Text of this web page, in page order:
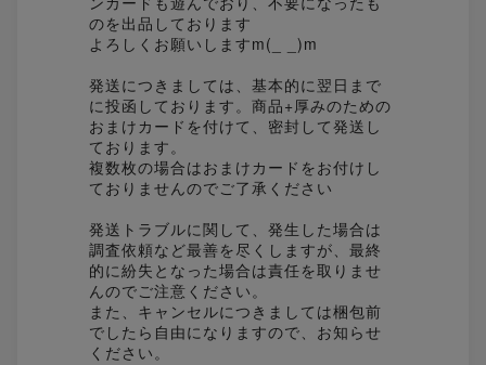
のを出品しております
よろしくお願いしますm(_ _)m
発送につきましては、基本的に翌日まで
に投函しております。商品+厚みのための
おまけカードを付けて、密封して発送し
ております。
複数枚の場合はおまけカードをお付けし
ておりませんのでご了承ください
発送トラブルに関して、発生した場合は
調査依頼など最善を尽くしますが、最終
的に紛失となった場合は責任を取りませ
んのでご注意ください。
また、キャンセルにつきましては梱包前
でしたら自由になりますので、お知らせ
ください。